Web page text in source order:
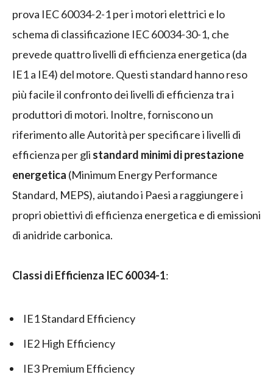
prova IEC 60034-2-1 per i motori elettrici e lo
schema di classificazione IEC 60034-30-1, che
prevede quattro livelli di efficienza energetica (da
IE1 a IE4) del motore. Questi standard hanno reso
più facile il confronto dei livelli di efficienza tra i
produttori di motori. Inoltre, forniscono un
riferimento alle Autorità per specificare i livelli di
efficienza per gli standard minimi di prestazione
energetica (Minimum Energy Performance
Standard, MEPS), aiutando i Paesi a raggiungere i
propri obiettivi di efficienza energetica e di emissioni
di anidride carbonica.
Classi di Efficienza IEC 60034-1:
IE1 Standard Efficiency
IE2 High Efficiency
IE3 Premium Efficiency